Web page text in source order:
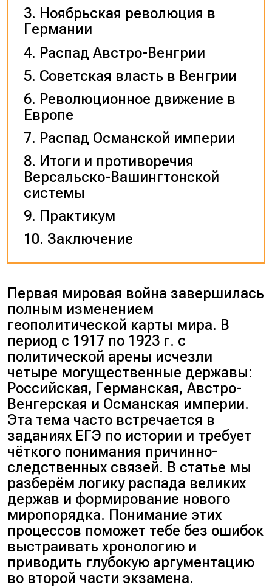
Ноябрьская революция в
Германии
Распад Австро-Венгрии
Советская власть в Венгрии
Революционное движение в
Европе
Распад Османской империи
Итоги и противоречия
Версальско-Вашингтонской
системы
Практикум
Заключение
Первая мировая война завершилась
полным изменением
геополитической карты мира. В
период с 1917 по 1923 г. с
политической арены исчезли
четыре могущественные державы:
Российская, Германская, Австро-
Венгерская и Османская империи.
Эта тема часто встречается в
заданиях ЕГЭ по истории и требует
чёткого понимания причинно-
следственных связей. В статье мы
разберём логику распада великих
держав и формирование нового
миропорядка. Понимание этих
процессов поможет тебе без ошибок
выстраивать хронологию и
приводить глубокую аргументацию
во второй части экзамена.